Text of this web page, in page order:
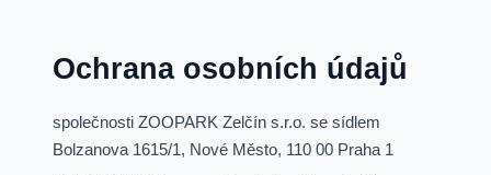
Ochrana osobních údajů
společnosti ZOOPARK Zelčín s.r.o. se sídlem
Bolzanova 1615/1, Nové Město, 110 00 Praha 1